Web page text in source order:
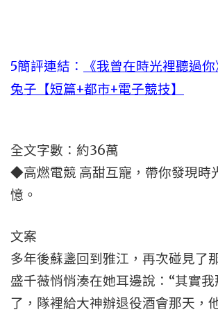
5簡評連結：
《我曾在時光裡聽過
兔子【短篇+都市+電子競技】
全文字數：約36萬
◆高燃電競 高甜互寵，帶你發現時
憶。
文案
多年後蘇盞回到雅江，再次碰見了
盛千薇悄悄湊在她耳邊說：“其實
了，隊裡給大神辦退役酒會那天，